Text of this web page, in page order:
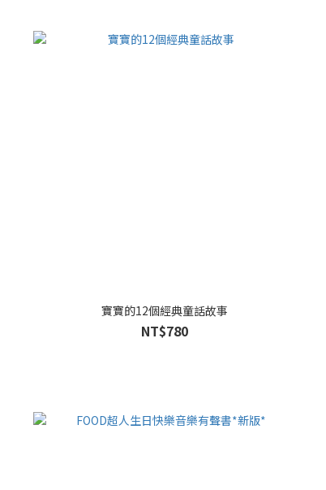
寶寶的12個經典童話故事
NT$780